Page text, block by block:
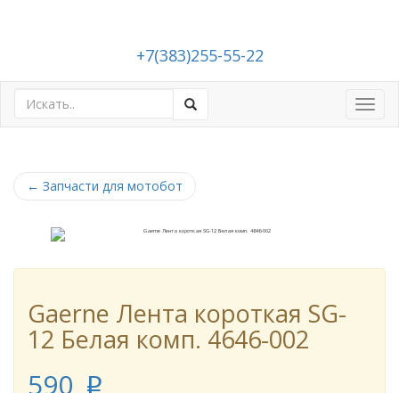
+7(383)255-55-22
← Запчасти для мотобот
Gaerne Лента короткая SG-
12 Белая комп. 4646-002
590 p